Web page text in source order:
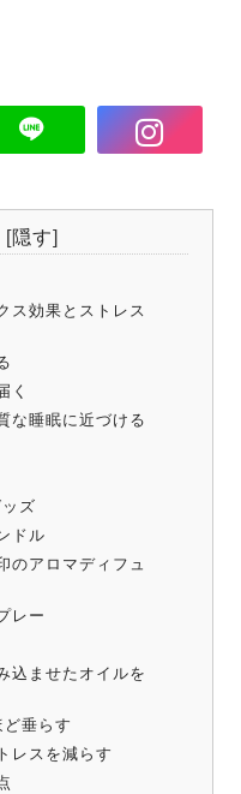
[隠す]
ス効果とストレス
く
な睡眠に近づける
ズ
ドル
のアロマディフュ
レー
込ませたオイルを
垂らす
レスを減らす